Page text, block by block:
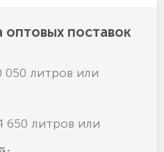
поставок
литров или
литров или